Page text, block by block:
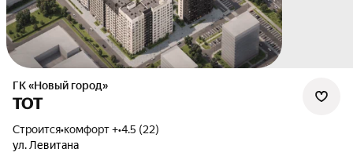
ГК «Новый город»
ТОТ
Строится•комфорт +•4.5 (22)
ул. Левитана